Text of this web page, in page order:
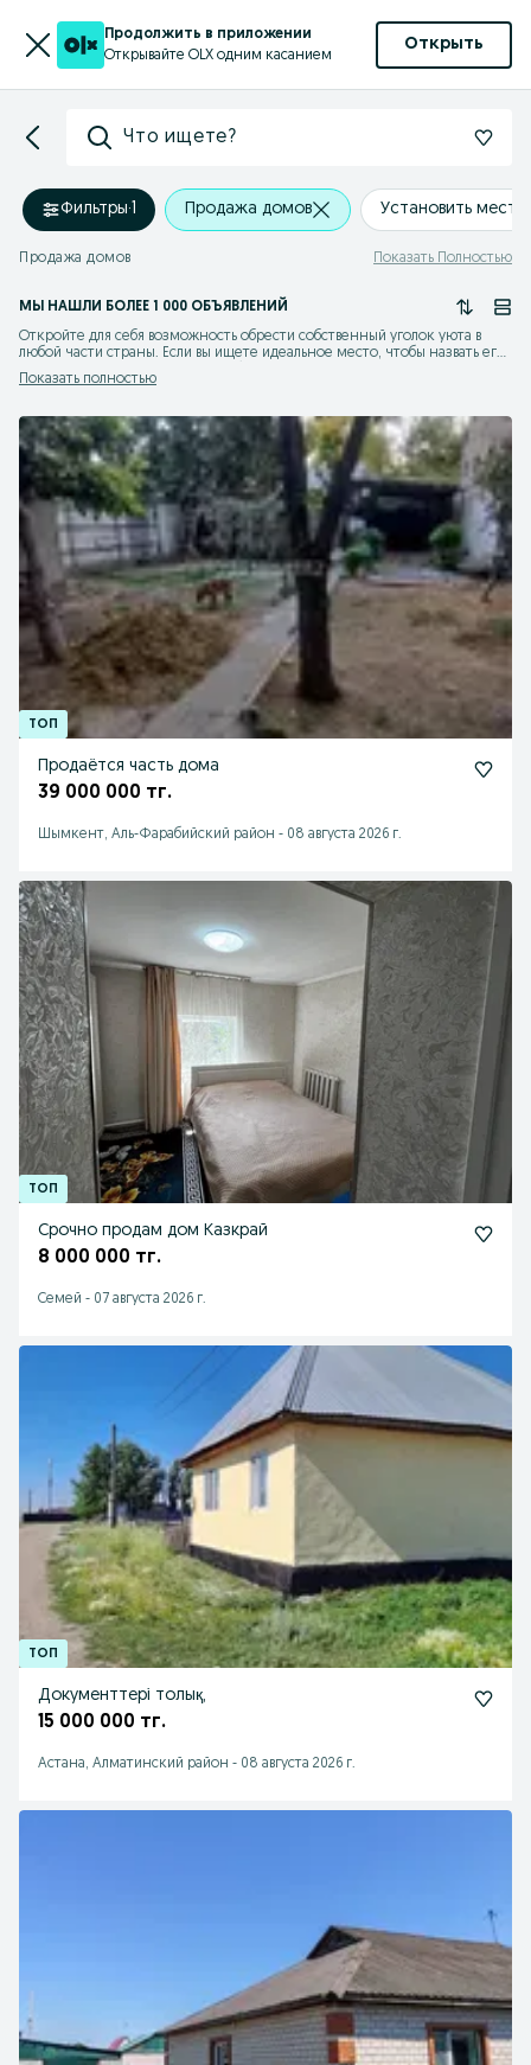
Продолжить в приложении
Открывайте OLX одним касанием
Открыть
Что ищете?
Фильтры·1 Продажа домов Установить
Продажа домов Показать Полностью
МЫ НАШЛИ БОЛЕЕ 1 000 ОБЪЯВЛЕНИЙ
Откройте для себя возможность обрести собственный уголок уюта в
любой части страны. Если вы ищете идеальное место, чтобы назвать его
домом, просматривайте разнообразные предложения на нашей
платформе. Здесь вы найдете обширный выбор домов на продажу,
жилье теперь проще, благодаря удобному подбору и прозрачным ценам.
Ищите варианты, которые соответствуют вашим желаниям и бюджету,
выбирайте недорого и эффективно с OLX.
Показать полностью
Продаётся часть дома
39 000 000 тг.
Шымкент, Аль-Фарабийский район - 08 августа 2026 г.
Срочно продам дом Казкрай
8 000 000 тг.
Семей - 07 августа 2026 г.
Документтері толық,
15 000 000 тг.
Астана, Алматинский район - 08 августа 2026 г.